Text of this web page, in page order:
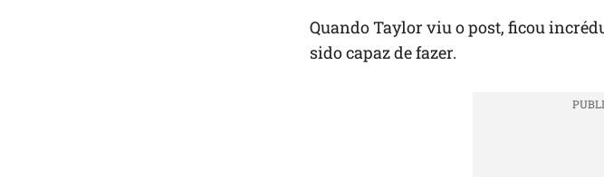
Quando Taylor viu o post, ficou
sido capaz de fazer.